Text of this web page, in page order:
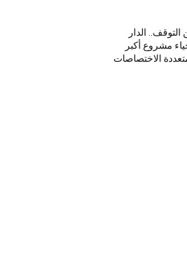
الدار
مشروع أكبر
الاختصاصات